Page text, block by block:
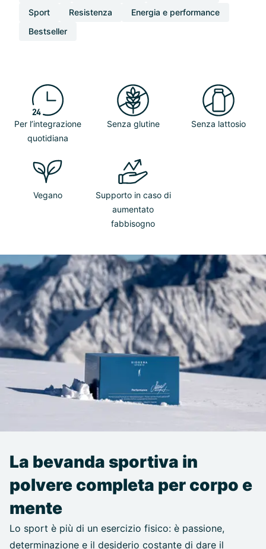
Sport
Resistenza
Energia e performance
Bestseller
Per l’integrazione
quotidiana
Senza glutine Senza lattosio
Vegano
Supporto in caso di
aumentato
fabbisogno
La bevanda sportiva in
polvere completa per corpo e
mente
Lo sport è più di un esercizio fisico: è passione,
determinazione e il desiderio costante di dare il